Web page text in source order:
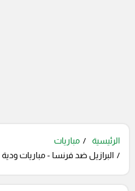
الرئيسية
مباريات
البرازيل ضد فرنسا - مباريات